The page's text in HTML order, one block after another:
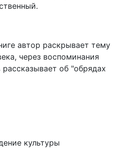
автор раскрывает тему
через воспоминания
об "обрядах
культуры